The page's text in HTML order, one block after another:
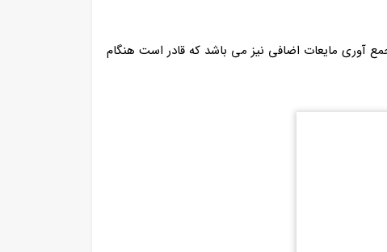
مایعات اضافی نیز می باشد که قادر است هنگام